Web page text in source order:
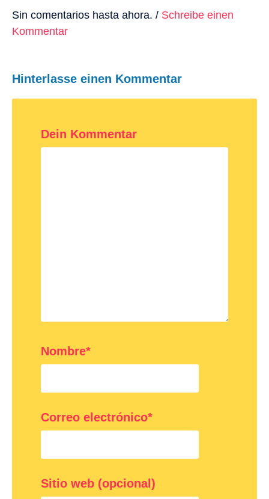
Sin comentarios hasta ahora. / Schreibe einen
Kommentar
Hinterlasse einen Kommentar
Dein Kommentar
Nombre*
Correo electrónico*
Sitio web (opcional)